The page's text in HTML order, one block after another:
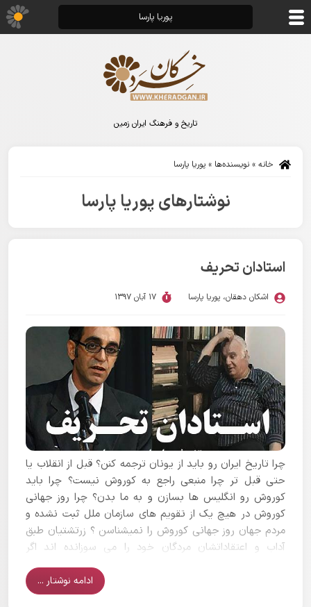
تاریخ و فرهنگ ایران زمین
خانه » نویسنده‌ها » پوریا پارسا
نوشتارهای پوریا پارسا
استادان تحریف
اشکان دهقان، پوریا پارسا 17 آبان 1397
ﭼﺮﺍ ﺗﺎﺭﯾﺦ ﺍﯾﺮﺍﻥ ﺭﻭ ﺑﺎﯾﺪ ﺍﺯ ﯾﻮﻧﺎﻥ ﺗﺮﺟﻤﻪ ﮐﻨﻦ؟ ﻗﺒﻞ ﺍﺯ ﺍﻧﻘﻼﺏ ﯾﺎ
ﺣﺘﯽ ﻗﺒﻞ ﺗﺮ ﭼﺮﺍ ﻣﻨﺒﻌﯽ ﺭﺍﺟﻊ ﺑﻪ ﮐﻮﺭﻭﺵ ﻧﯿﺴﺖ؟ ﭼﺮﺍ ﺑﺎﯾﺪ
ﮐﻮﺭﻭﺵ ﺭﻭ ﺍﻧﮕﻠﯿﺲ ﻫﺎ ﺑﺴﺎﺯﻥ ﻭ ﺑﻪ ﻣﺎ ﺑﺪﻥ؟ ﭼﺮﺍ ﺭﻭﺯ ﺟﻬﺎﻧﯽ
ﮐﻮﺭﻭﺵ ﺩﺭ ﻫﯿﭻ ﯾﮏ ﺍﺯ ﺗﻘﻮﯾﻢ ﻫﺎﯼ ﺳﺎﺯﻣﺎﻥ ﻣﻠﻞ ﺛﺒﺖ ﻧﺸﺪﻩ ﻭ
ﻣﺮﺩﻡ ﺟﻬﺎﻥ ﺭﻭﺯ ﺟﻬﺎﻧﯽ ﮐﻮﺭﻭﺵ ﺭﺍ ﻧﻤﯿﺸﻨﺎﺳﻦ ؟ ﺯﺭﺗﺸﺘﯿﺎﻥ ﻃﺒﻖ
ﺁﺩﺍﺏ ﻭ ﺍﻋﺘﻘﺎﺩﺍﺗﺸﺎﻥ ﻣﺮﺩﮔﺎﻥ ﺧﻮﺩ ﺭﺍ ﻣﯽ ﺳﻮﺯﺍﻧﺪﻩ ﺍﻧﺪ ﺍﮔﺮ
ﮐﻮﺭﻭﺵ ﺯﺭﺗﺸﺘﯽ ﺍﺳﺖ، ﻃﺒﯿﻌﺘﺎ ﺟﺴﺪﺵ ﺭﺍ ﺳﻮﺯﺍﻧﺪﻩ ﺍﻧﺪ ﭘﺲ
ﺁﺭﺍﻣﮕﺎﻩ ﮐﻮﺭﻭﺵ ﺍﺯ ﮐﺠﺎ ﭘﯿﺪﺍﺷﺪﻩ؟ ﺍﮔﺮ ﮐﻮﺭﻭﺵ ﯾﮑﺘﺎﭘﺮﺳﺖ ﺑﻮﺩ
ﭼﺮﺍ ﮐﻮﺭﻭﺵ ﺩﺭ ﻣﻨﺸﻮﺭ ﺣﻘﻮﻕ ﺑﺸﺮ ﮐﻪ ﻫﻤﻪ ﻣﻨﺴﻮﺏ ﺑﻪ ﺍﻭ
ادامه نوشتار ...
پوریا پارسا